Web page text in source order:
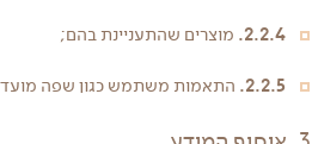
2.2.4. מוצרים שהתעניינת בהם;
2.2.5. התאמות משתמש כגון שפה